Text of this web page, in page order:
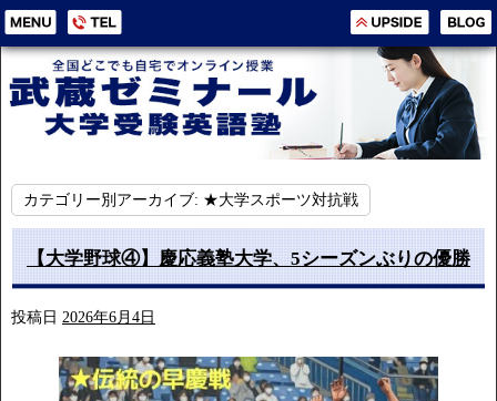
カテゴリー別アーカイブ: ★大学スポーツ対抗戦
【大学野球④】慶応義塾大学、5シーズンぶりの優勝
投稿日 2026年6月4日